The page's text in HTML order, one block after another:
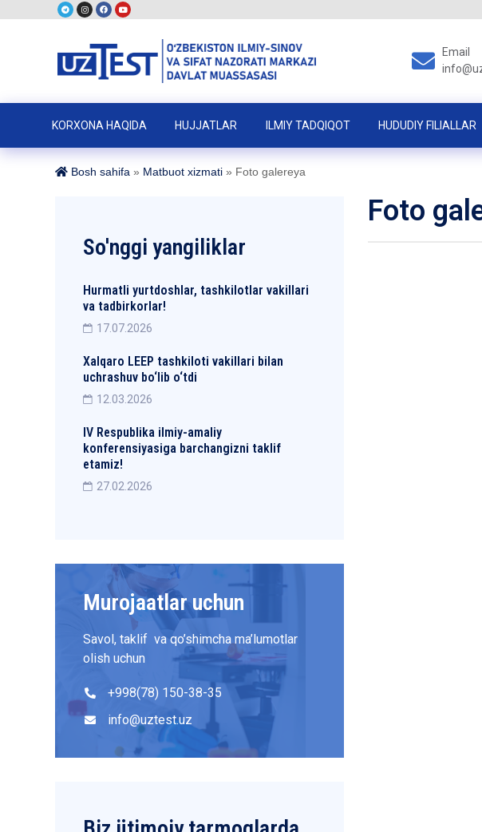
Email
KORXONA HAQIDA HUJJATLAR ILMIY TADQIQOT HUDUDIY FILIALLAR
Bosh sahifa » Matbuot xizmati » Foto galereya
So'nggi yangiliklar
Hurmatli yurtdoshlar, tashkilotlar vakillari
va tadbirkorlar!
17.07.2026
Xalqaro LEEP tashkiloti vakillari bilan
uchrashuv bo‘lib o‘tdi
12.03.2026
IV Respublika ilmiy-amaliy
konferensiyasiga barchangizni taklif
etamiz!
27.02.2026
Murojaatlar uchun
Savol, taklif va qo’shimcha ma’lumotlar
olish uchun
+998(78) 150-38-35
info@uztest.uz
Foto